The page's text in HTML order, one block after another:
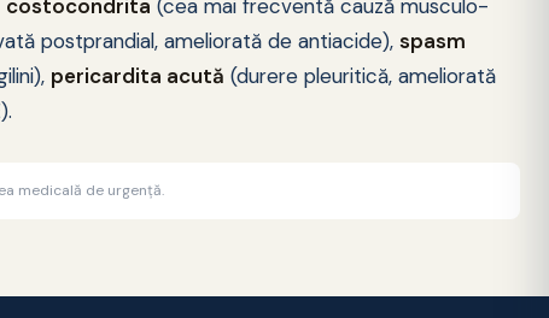
costocondrita (cea mai frecventă cauză musculo-
postprandial, ameliorată de antiacide), spasm
pericardita acută (durere pleuritică, ameliorată
medicală de urgență.